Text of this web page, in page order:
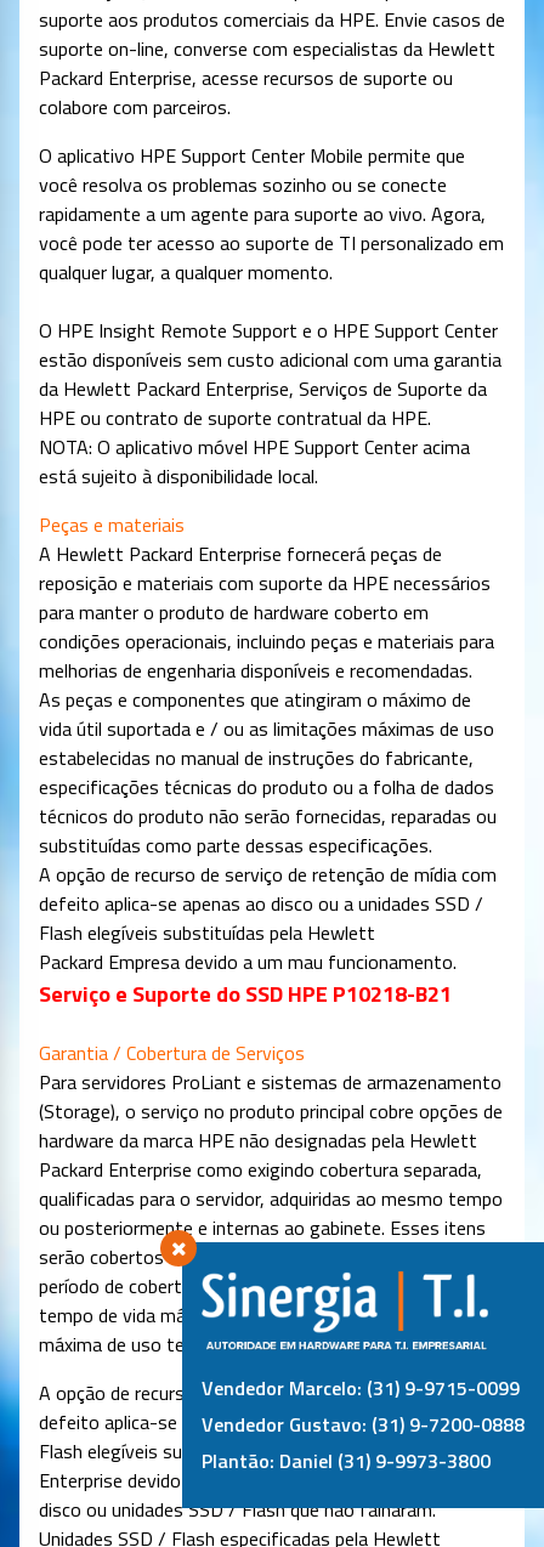
suporte aos produtos comerciais da HPE. Envie casos de
suporte on-line, converse com especialistas da Hewlett
Packard Enterprise, acesse recursos de suporte ou
colabore com parceiros.
O aplicativo HPE Support Center Mobile permite que
você resolva os problemas sozinho ou se conecte
rapidamente a um agente para suporte ao vivo. Agora,
você pode ter acesso ao suporte de TI personalizado em
qualquer lugar, a qualquer momento.
O HPE Insight Remote Support e o HPE Support Center
estão disponíveis sem custo adicional com uma garantia
da Hewlett Packard Enterprise, Serviços de Suporte da
HPE ou contrato de suporte contratual da HPE.
NOTA: O aplicativo móvel HPE Support Center acima
está sujeito à disponibilidade local.
Peças e materiais
A Hewlett Packard Enterprise fornecerá peças de
reposição e materiais com suporte da HPE necessários
para manter o produto de hardware coberto em
condições operacionais, incluindo peças e materiais para
melhorias de engenharia disponíveis e recomendadas.
As peças e componentes que atingiram o máximo de
vida útil suportada e / ou as limitações máximas de uso
estabelecidas no manual de instruções do fabricante,
especificações técnicas do produto ou a folha de dados
técnicos do produto não serão fornecidas, reparadas ou
substituídas como parte dessas especificações.
A opção de recurso de serviço de retenção de mídia com
defeito aplica-se apenas ao disco ou a unidades SSD /
Flash elegíveis substituídas pela Hewlett
Packard Empresa devido a um mau funcionamento.
Serviço e Suporte do SSD HPE P10218-B21
Garantia / Cobertura de Serviços
Para servidores ProLiant e sistemas de armazenamento
(Storage), o serviço no produto principal cobre opções de
hardware da marca HPE não designadas pela Hewlett
Packard Enterprise como exigindo cobertura separada,
qualificadas para o servidor, adquiridas ao mesmo tempo
ou posteriormente e internas ao gabinete. Esses itens
serão cobertos no mesmo nível de serviço e pelo mesmo
período de cobertura que o servidor, a menos que o
tempo de vida máximo suportado e/ou a limitação
máxima de uso tenham sido atingidos.
A opção de recurso de serviço de retenção de mídia com
defeito aplica-se apenas ao disco ou às unidades SSD /
Flash elegíveis substituídas pela Hewlett Packard
Enterprise devido a um mau funcionamento. Não aplica
disco ou unidades SSD / Flash que não falharam.
Unidades SSD / Flash especificadas pela Hewlett
Vendedor Marcelo: (31) 9-9715-0099
Vendedor Gustavo: (31) 9-7200-0888
Plantão: Daniel (31) 9-9973-3800